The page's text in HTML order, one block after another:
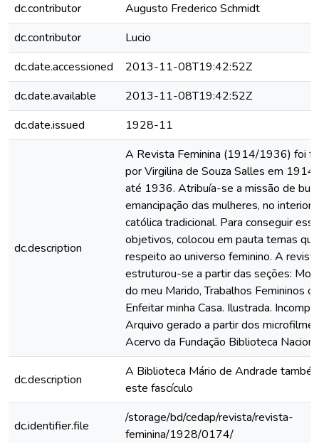
dc.contributor
Augusto Frederico Schmidt
dc.contributor
Lucio
dc.date.accessioned
2013-11-08T19:42:52Z
dc.date.available
2013-11-08T19:42:52Z
dc.date.issued
1928-11
dc.description
A Revista Feminina (1914/1936) foi
por Virgilina de Souza Salles em 1914
até 1936. Atribuía-se a missão de
emancipação das mulheres, no interior
católica tradicional. Para conseguir
objetivos, colocou em pauta temas
respeito ao universo feminino. A revista
estruturou-se a partir das seções:
do meu Marido, Trabalhos Femininos
Enfeitar minha Casa. Ilustrada.
Arquivo gerado a partir dos
Acervo da Fundação Biblioteca
dc.description
A Biblioteca Mário de Andrade
este fascículo
dc.identifier.file
/storage/bd/cedap/revista/revista-
feminina/1928/0174/